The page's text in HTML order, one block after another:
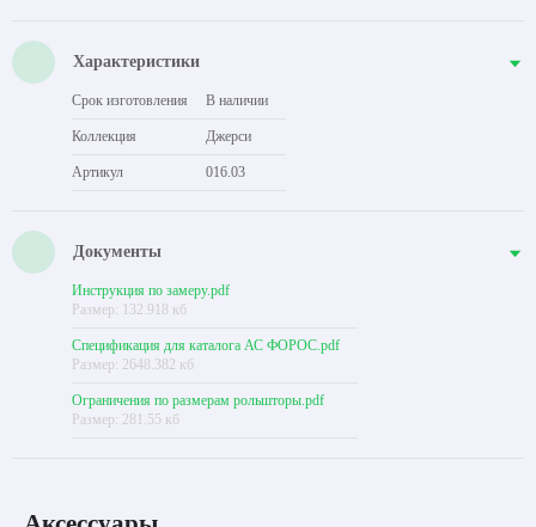
Характеристики
Срок изготовления В наличии
Коллекция Джерси
Артикул 016.03
Документы
Инструкция по замеру.pdf
Размер: 132.918 кб
Спецификация для каталога АС ФОРОС.pdf
Размер: 2648.382 кб
Ограничения по размерам рольшторы.pdf
Размер: 281.55 кб